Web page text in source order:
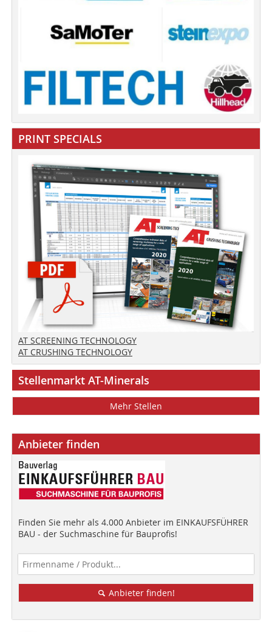
PRINT SPECIALS
AT SCREENING TECHNOLOGY
AT CRUSHING TECHNOLOGY
Stellenmarkt AT-Minerals
Mehr Stellen
Anbieter finden
Finden Sie mehr als 4.000 Anbieter im EINKAUFSFÜHRER
BAU - der Suchmaschine für Bauprofis!
Anbieter finden!